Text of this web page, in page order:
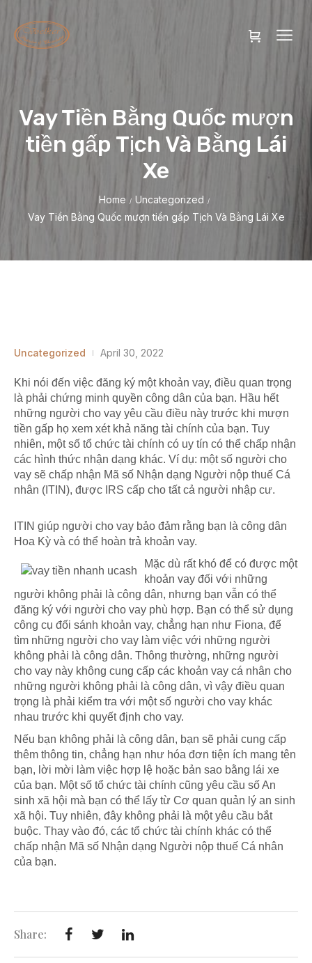
Vay Tiền Bằng Quốc mượn
tiền gấp Tịch Và Bằng Lái
Xe
Home / Uncategorized /
Vay Tiền Bằng Quốc mượn tiền gấp Tịch Và Bằng Lái Xe
Uncategorized April 30, 2022
Khi nói đến việc đăng ký một khoản vay, điều quan trọng
là phải chứng minh quyền công dân của bạn. Hầu hết
những người cho vay yêu cầu điều này trước khi mượn
tiền gấp họ xem xét khả năng tài chính của bạn. Tuy
nhiên, một số tổ chức tài chính có uy tín có thể chấp nhận
các hình thức nhận dạng khác. Ví dụ: một số người cho
vay sẽ chấp nhận Mã số Nhận dạng Người nộp thuế Cá
nhân (ITIN), được IRS cấp cho tất cả người nhập cư.
ITIN giúp người cho vay bảo đảm rằng bạn là công dân
Hoa Kỳ và có thể hoàn trả khoản vay.
Mặc dù rất khó để có được một
khoản vay đối với những
người không phải là công dân, nhưng bạn vẫn có thể
đăng ký với người cho vay phù hợp. Bạn có thể sử dụng
công cụ đối sánh khoản vay, chẳng hạn như Fiona, để
tìm những người cho vay làm việc với những người
không phải là công dân. Thông thường, những người
cho vay này không cung cấp các khoản vay cá nhân cho
những người không phải là công dân, vì vậy điều quan
trọng là phải kiểm tra với một số người cho vay khác
nhau trước khi quyết định cho vay.
Nếu bạn không phải là công dân, bạn sẽ phải cung cấp
thêm thông tin, chẳng hạn như hóa đơn tiện ích mang tên
bạn, lời mời làm việc hợp lệ hoặc bản sao bằng lái xe
của bạn. Một số tổ chức tài chính cũng yêu cầu số An
sinh xã hội mà bạn có thể lấy từ Cơ quan quản lý an sinh
xã hội. Tuy nhiên, đây không phải là một yêu cầu bắt
buộc. Thay vào đó, các tổ chức tài chính khác có thể
chấp nhận Mã số Nhận dạng Người nộp thuế Cá nhân
của bạn.
Share: